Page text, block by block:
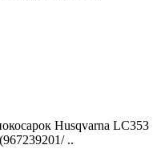
Husqvarna LC353
..